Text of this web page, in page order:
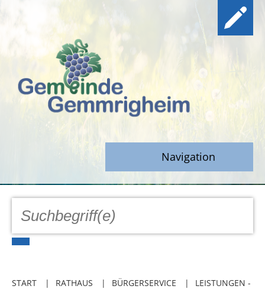
Navigation
GEMEINDE
Freibadkarten
START RATHAUS BÜRGERSERVICE LEISTUNGEN -